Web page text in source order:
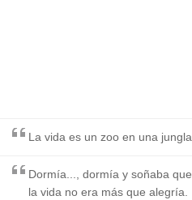
La vida es un zoo en una jungla.
Dormía..., dormía y soñaba que
la vida no era más que alegría.